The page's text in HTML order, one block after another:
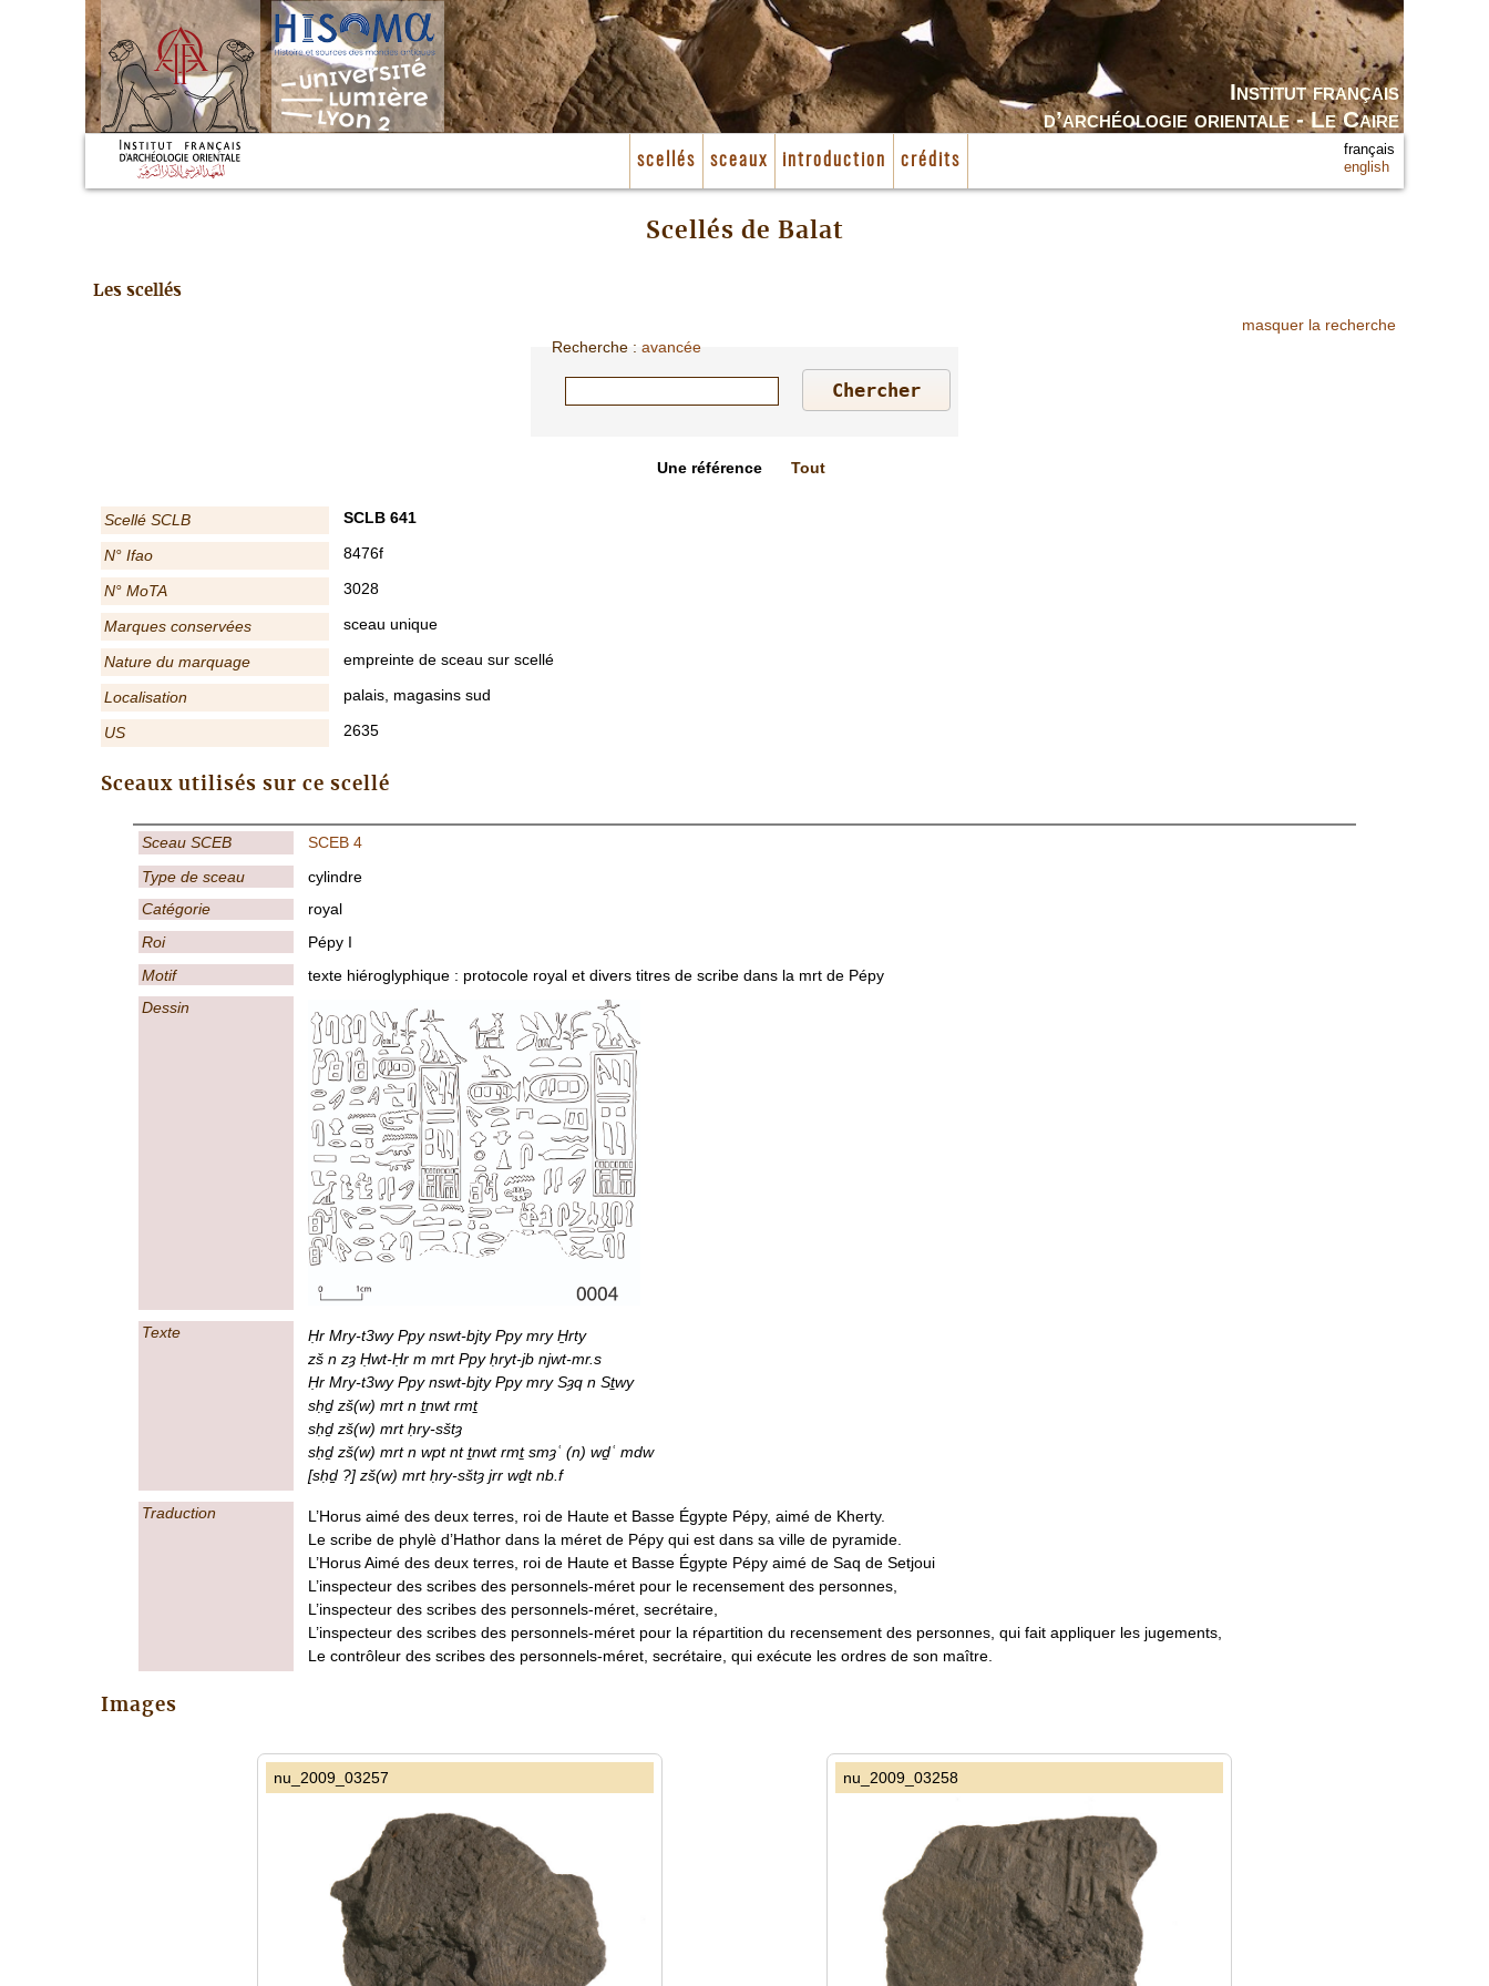
Institut français
d’archéologie orientale - Le Caire
scellés sceaux introduction crédits
français
english
Scellés de Balat
Les scellés
masquer la recherche
Recherche :avancée
Une référence Tout
Scellé SCLB SCLB 641
N° Ifao 8476f
N° MoTA 3028
Marques conservées sceau unique
Nature du marquage empreinte de sceau sur scellé
Localisation palais, magasins sud
US 2635
Sceaux utilisés sur ce scellé
Sceau SCEB
SCEB 4
Type de sceau
cylindre
Catégorie
royal
Roi
Pépy I
Motif
texte hiéroglyphique : protocole royal et divers titres de scribe dans la mrt de Pépy
Dessin
Texte
Ḥr Mry-t3wy Ppy nswt-bjty Ppy mry H̱rty
zš n zȝ Ḥwt-Ḥr m mrt Ppy ḥryt-jb njwt-mr.s
Ḥr Mry-t3wy Ppy nswt-bjty Ppy mry Sȝq n Sṯwy
sḥḏ zš(w) mrt n ṯnwt rmṯ
sḥḏ zš(w) mrt ḥry-sštȝ
sḥḏ zš(w) mrt n wpt nt ṯnwt rmṯ smȝʿ (n) wḏʿ mdw
[sḥḏ ?] zš(w) mrt ḥry-sštȝ jrr wḏt nb.f
Traduction
L’Horus aimé des deux terres, roi de Haute et Basse Égypte Pépy, aimé de Kherty.
Le scribe de phylè d’Hathor dans la méret de Pépy qui est dans sa ville de pyramide.
L’Horus Aimé des deux terres, roi de Haute et Basse Égypte Pépy aimé de Saq de Setjoui
L’inspecteur des scribes des personnels-méret pour le recensement des personnes,
L’inspecteur des scribes des personnels-méret, secrétaire,
L’inspecteur des scribes des personnels-méret pour la répartition du recensement des personnes, qui fait appliquer les jugements,
Le contrôleur des scribes des personnels-méret, secrétaire, qui exécute les ordres de son maître.
Images
nu_2009_03257 nu_2009_03258